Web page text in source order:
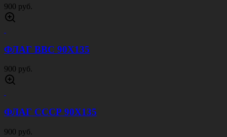
900 руб.
ФЛАГ ВВС 90Х135
900 руб.
ФЛАГ СССР 90Х135
900 руб.